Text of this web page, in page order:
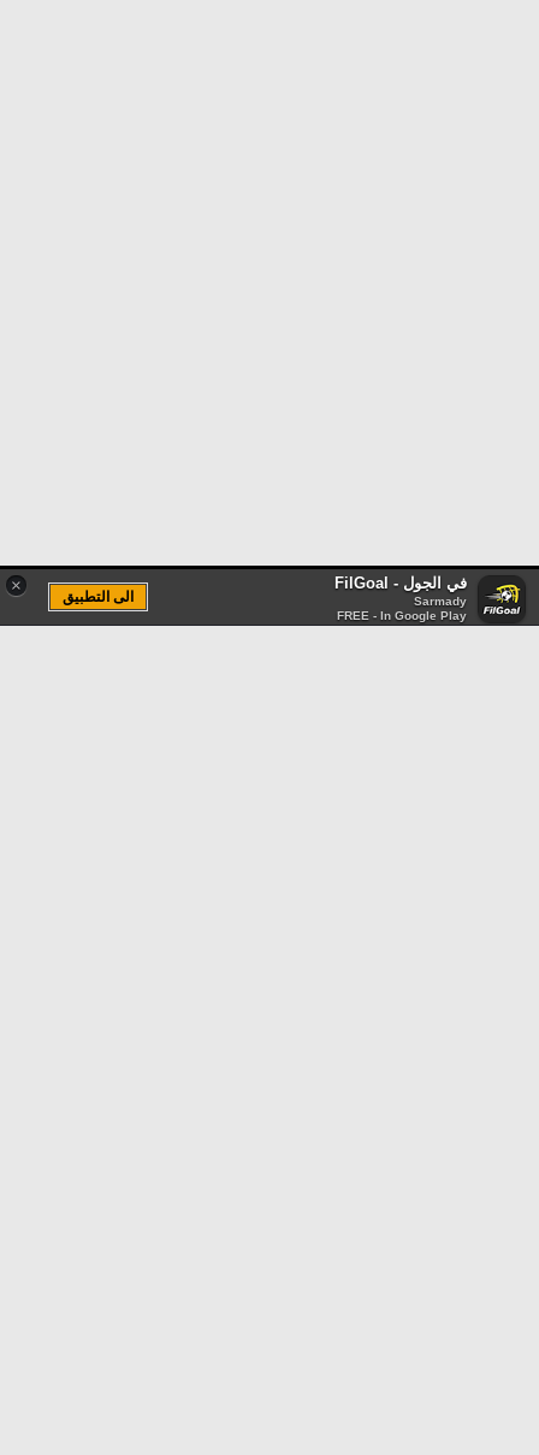
× في الجول - FilGoal
Sarmady
FREE - In Google Play
الى التطبيق